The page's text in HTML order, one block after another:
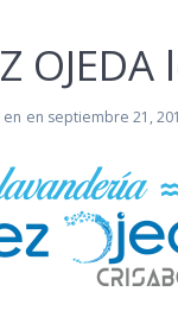
en en septiembre 21,